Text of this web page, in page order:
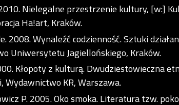
Nielegalne przestrzenie kultury, [w:]
Ha!art, Kraków.
2008. Wynaleźć codzienność. Sztuki
Uniwersytetu Jagiellońskiego, Kraków.
Kłopoty z kulturą. Dwudziestowieczna
Wydawnictwo KR, Warszawa.
P. 2005. Oko smoka. Literatura tzw.